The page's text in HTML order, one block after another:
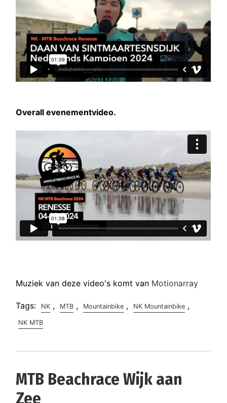
Overall evenementvideo.
Muziek van deze video's komt van Motionarray
Tags: NK , MTB , Mountainbike , NK Mountainbike ,
NK MTB
MTB Beachrace Wijk aan
Zee